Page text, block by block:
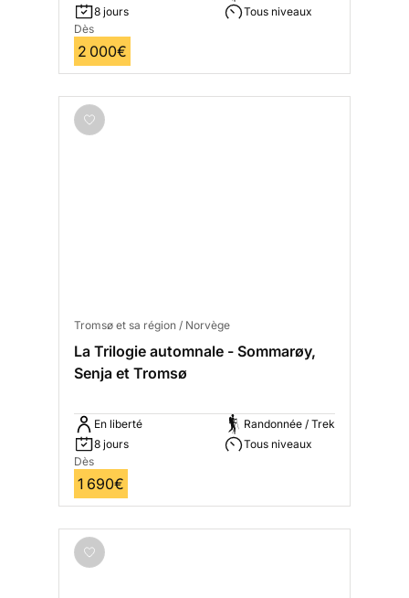
8 jours
Tous niveaux
Dès
2 000€
Tromsø et sa région / Norvège
La Trilogie automnale - Sommarøy,
Senja et Tromsø
En liberté
8 jours
Randonnée / Trek
Tous niveaux
Dès
1 690€